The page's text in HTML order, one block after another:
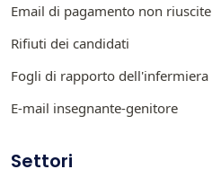
Email di pagamento non riuscite
Rifiuti dei candidati
Fogli di rapporto dell'infermiera
E-mail insegnante-genitore
Settori